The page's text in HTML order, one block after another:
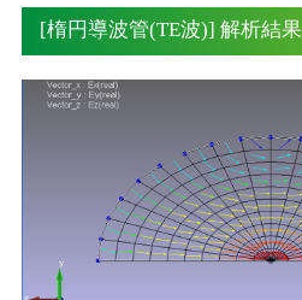
[楕円導波管(TE波)] 解析結果